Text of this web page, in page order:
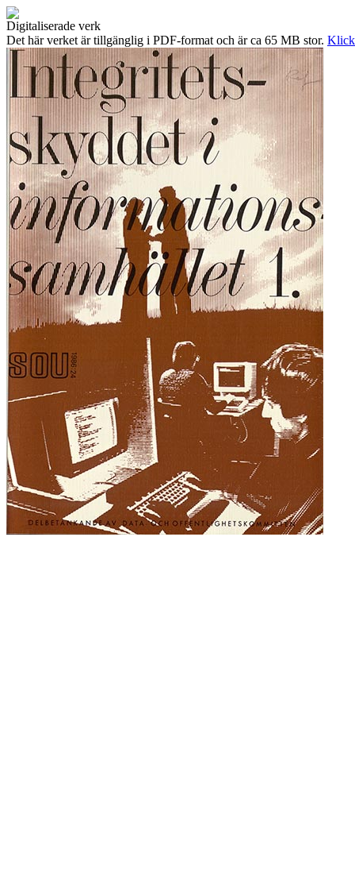
Digitaliserade verk
Det här verket är tillgänglig i PDF-format och är ca 65 MB stor.